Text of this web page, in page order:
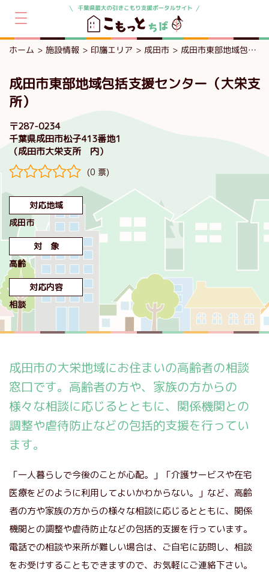
ホーム 施設情報 印旛エリア 成田市 成田市東部地域包括支援センター（大栄支所）
成田市東部地域包括支援センター（大栄支
所）
〒287-0234
千葉県成田市松子413番地1
（成田市大栄支所 内）
(0 票)
対応地域
成田市
対 象
高齢
対応内容
相談
成田市の大栄地域にお住まいの高齢者の相談
窓口です。高齢者の方や、家族の方からの
様々な相談に応じるとともに、関係機関との
調整や虐待防止などの包括的支援を行ってい
ます。
「一人暮らしで今後のことが心配。」「介護サービスや在宅
医療をどのように利用してよいかわからない。」など、高齢
者の方や家族の方からの様々な相談に応じるとともに、関係
機関との調整や虐待防止などの包括的支援を行っています。
電話での相談や来所が難しい場合は、ご自宅に訪問し、相談
をお受けすることもできますので、お気軽にご連絡下さい。